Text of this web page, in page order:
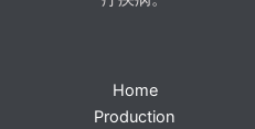
Home
Production